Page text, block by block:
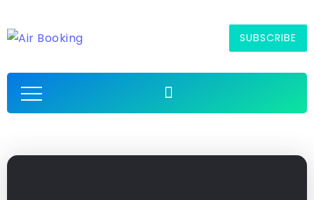
SUBSCRIBE